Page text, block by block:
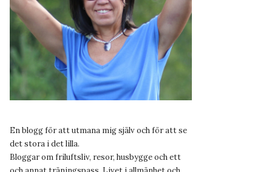
En blogg för att utmana mig själv och för att se
det stora i det lilla.
Bloggar om friluftsliv, resor, husbygge och ett